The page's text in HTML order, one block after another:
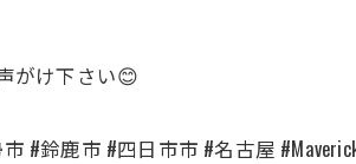
がけ下さい😊
#鈴鹿市 #四日市市 #名古屋